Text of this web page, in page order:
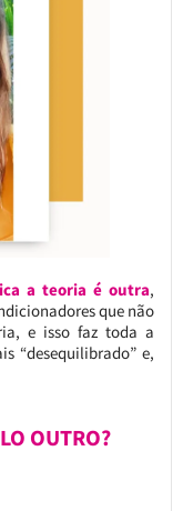
a teoria é outra,
que não
e isso faz toda a
“desequilibrado” e,
OUTRO?